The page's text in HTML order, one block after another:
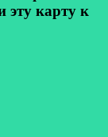
эту карту к